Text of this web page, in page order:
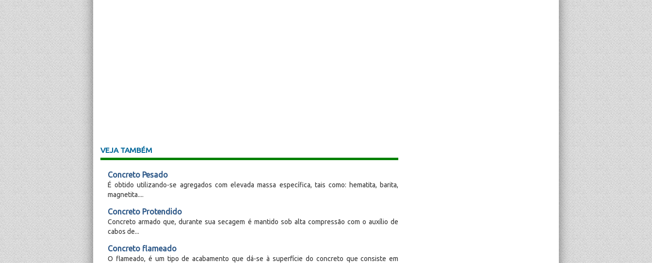
VEJA TAMBÉM
Concreto Pesado
É obtido utilizando-se agregados com elevada massa específica, tais como: hematita, barita,
magnetita....
Concreto Protendido
Concreto armado que, durante sua secagem é mantido sob alta compressão com o auxílio de
cabos de...
Concreto flameado
O flameado, é um tipo de acabamento que dá-se à superfície do concreto que consiste em